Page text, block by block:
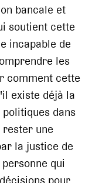
bancale et
soutient cette
incapable de
les
comment cette
existe déjà la
dans
une
la justice de
qui